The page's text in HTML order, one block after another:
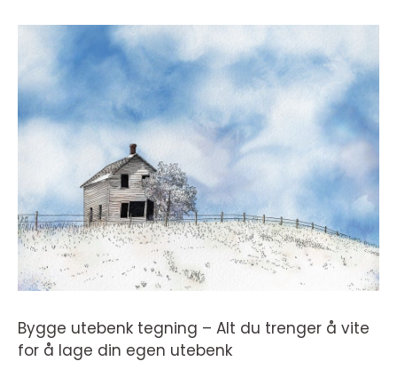
Bygge utebenk tegning – Alt du trenger å vite
for å lage din egen utebenk